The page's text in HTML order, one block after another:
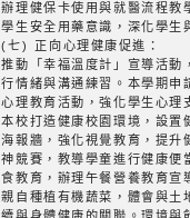
辦理健保卡使用與就醫流程教
學生安全用藥意識，深化學生
(七) 正向心理健康促進：
推動「幸福溫度計」宣導活動
行情緒與溝通練習。本學期申
心理教育活動，強化學生心理
本校打造健康校園環境，設置
海報牆，強化視覺教育，提升
神競賽，教導學童進行健康便
食教育，辦理午餐營養教育宣
親自種植有機蔬菜，體會與土